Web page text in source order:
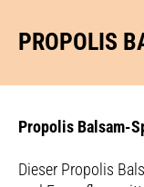
PROPOLIS
Propolis Balsam-
Dieser Propolis